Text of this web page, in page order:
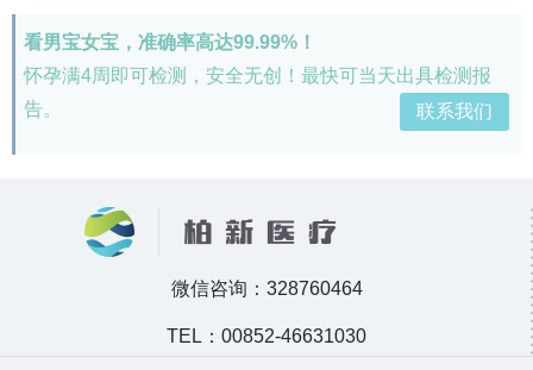
看男宝女宝，准确率高达99.99%！
怀孕满4周即可检测，安全无创！最快可当天出具检测报
告。
联系我们
微信咨询：328760464
TEL：00852-46631030